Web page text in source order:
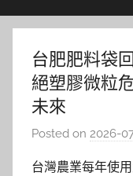
台肥肥料袋
絕塑膠微粒
未來
Posted on 2026-
台灣農業每年使